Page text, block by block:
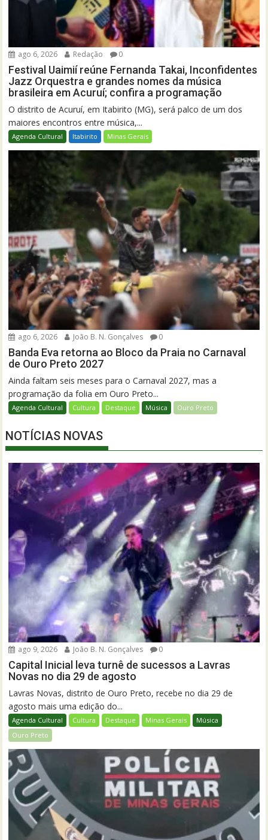
ago 6, 2026 Redação 0
Festival Uaimií reúne Fernanda Takai, Inconfidentes
Jazz Orquestra e grandes nomes da música
brasileira em Acuruí; confira a programação
O distrito de Acuruí, em Itabirito (MG), será palco de um dos
maiores encontros entre música,...
Agenda Cultural Itabirito Minas Gerais
ago 6, 2026 João B. N. Gonçalves 0
Banda Eva retorna ao Bloco da Praia no Carnaval
de Ouro Preto 2027
Ainda faltam seis meses para o Carnaval 2027, mas a
programação da folia em Ouro Preto...
Agenda Cultural Cultura Destaque Música Ouro Preto
NOTÍCIAS NOVAS
ago 9, 2026 João B. N. Gonçalves 0
Capital Inicial leva turnê de sucessos a Lavras
Novas no dia 29 de agosto
Lavras Novas, distrito de Ouro Preto, recebe no dia 29 de
agosto mais uma edição do...
Agenda Cultural Cultura Destaque Minas Gerais
Música
Ouro Preto